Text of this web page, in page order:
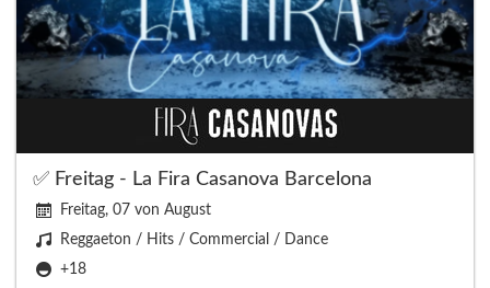
✅ Freitag - La Fira Casanova Barcelona
Freitag, 07 von August
Reggaeton / Hits / Commercial / Dance
+18